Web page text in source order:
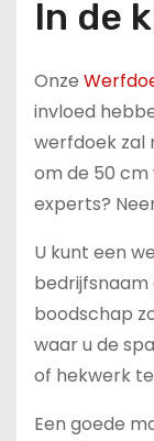
In de
Onze
invloed
werfdoek zal
om de 50 cm
experts?
U kunt een
boodschap
waar u de
of hekwerk
Een goede